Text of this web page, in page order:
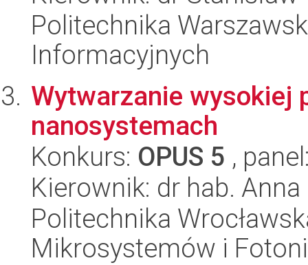
Politechnika
Informacyjnych
Wytwarzanie wysokiej
nanosystemach
Konkurs: OPUS 5 ,
Kierownik: dr hab.
Politechnika
Mikrosystemów i